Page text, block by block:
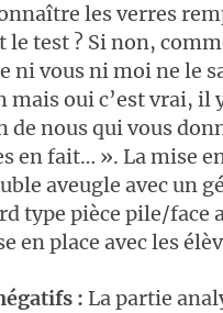
les verres
le test ? Si non,
ni vous ni moi ne le
mais oui c’est vrai, il
de nous qui vous
en fait… ». La mise
aveugle avec un
type pièce pile/face
en place avec les
: La partie